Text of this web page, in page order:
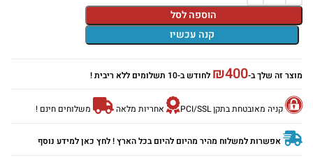
הוספה לסל
קנה עכשיו
מוצר זה שלך ב- ₪400 לחודש ב-10 תשלומים ללא ריבית !
קניה מאובטחת בתקן PCI/SSL אחריות מלאה משלוחים חינם !
אפשרות למשלוח מהיר מהיום להיום בכל הארץ ! לחץ כאן למידע נוסף